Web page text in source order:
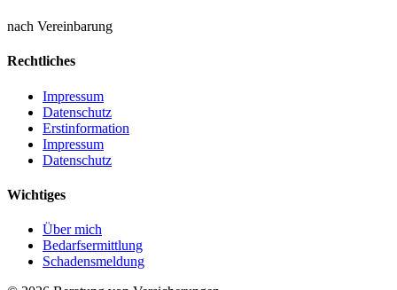
nach Vereinbarung
Rechtliches
Impressum
Datenschutz
Erstinformation
Impressum
Datenschutz
Wichtiges
Über mich
Bedarfsermittlung
Schadensmeldung